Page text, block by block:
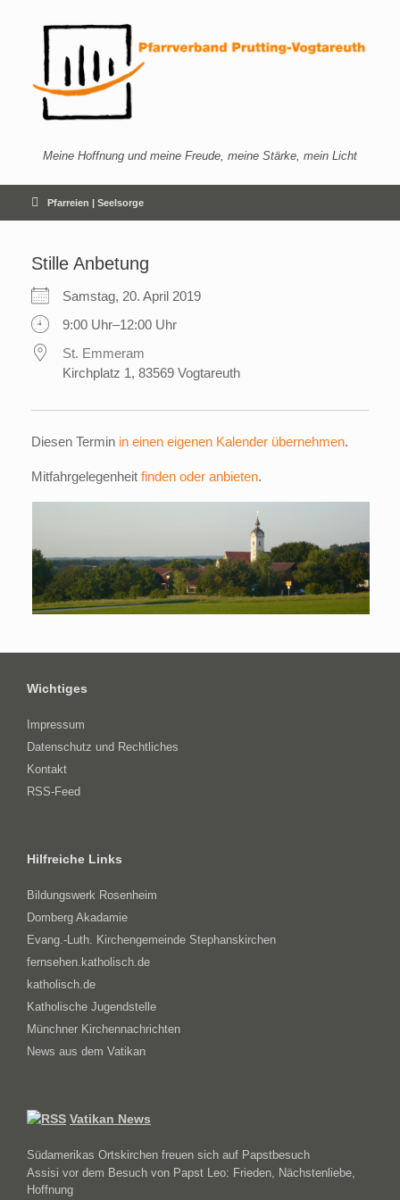
Meine Hoffnung und meine Freude, meine Stärke, mein Licht
Pfarreien | Seelsorge
Stille Anbetung
Samstag, 20. April 2019
9:00 Uhr–12:00 Uhr
St. Emmeram
Kirchplatz 1, 83569 Vogtareuth
Diesen Termin in einen eigenen Kalender übernehmen.
Mitfahrgelegenheit finden oder anbieten.
Wichtiges
Impressum
Datenschutz und Rechtliches
Kontakt
RSS-Feed
Hilfreiche Links
Bildungswerk Rosenheim
Domberg Akadamie
Evang.-Luth. Kirchengemeinde Stephanskirchen
fernsehen.katholisch.de
katholisch.de
Katholische Jugendstelle
Münchner Kirchennachrichten
News aus dem Vatikan
Vatikan News
Südamerikas Ortskirchen freuen sich auf Papstbesuch
Assisi vor dem Besuch von Papst Leo: Frieden, Nächstenliebe,
Hoffnung